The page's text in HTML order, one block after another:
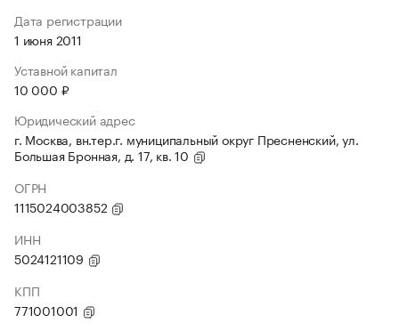
Дата регистрации
1 июня 2011
Уставной капитал
10 000 ₽
Юридический адрес
г. Москва, вн.тер.г. муниципальный округ Пресненский, ул.
Большая Бронная, д. 17, кв. 10
ОГРН
1115024003852
ИНН
5024121109
КПП
771001001